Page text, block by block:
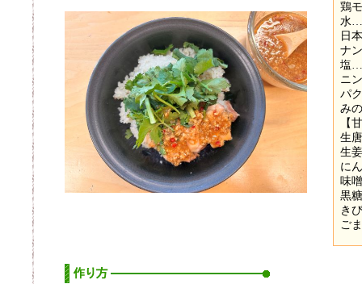
鶏
水…
日
ナ
塩…
ニ
パ
み
【
生
生
に
味
黒
き
ご